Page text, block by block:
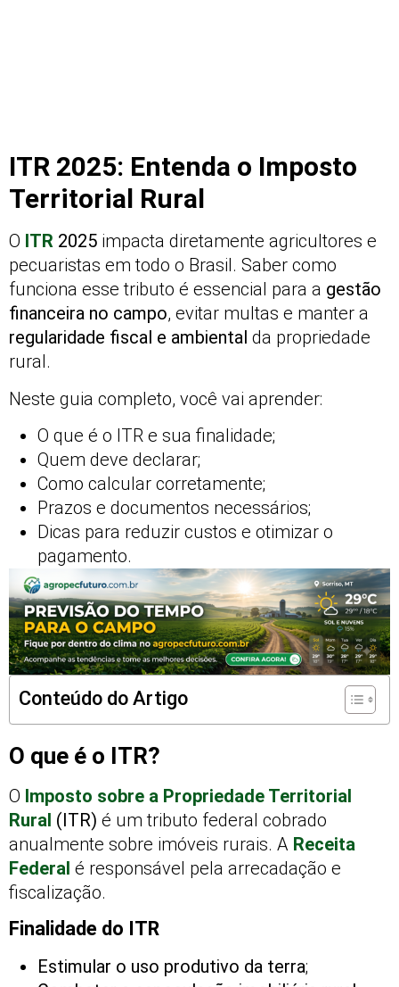
ITR 2025: Entenda o Imposto
Territorial Rural
O ITR 2025 impacta diretamente agricultores e
pecuaristas em todo o Brasil. Saber como
funciona esse tributo é essencial para a gestão
financeira no campo, evitar multas e manter a
regularidade fiscal e ambiental da propriedade
rural.
Neste guia completo, você vai aprender:
O que é o ITR e sua finalidade;
Quem deve declarar;
Como calcular corretamente;
Prazos e documentos necessários;
Dicas para reduzir custos e otimizar o
pagamento.
Conteúdo do Artigo
O que é o ITR?
O Imposto sobre a Propriedade Territorial
Rural (ITR) é um tributo federal cobrado
anualmente sobre imóveis rurais. A Receita
Federal é responsável pela arrecadação e
fiscalização.
Finalidade do ITR
Estimular o uso produtivo da terra;